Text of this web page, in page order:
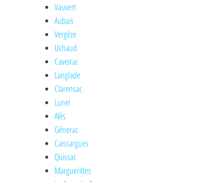
Vauvert
Aubais
Vergèze
Uchaud
Caveirac
Langlade
Clarensac
Lunel
Alès
Génerac
Caissargues
Quissac
Marguerittes